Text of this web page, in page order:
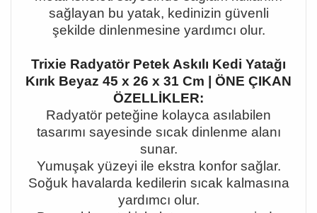
sağ layan bu yatak, kedinizin güvenli
şekilde dinlenmesine yardımcı olur.
Trixie Radyatör Petek Askılı Kedi Yatağı
Kırık Beyaz 45 x 26 x 31 Cm | ÖNE ÇIKAN
ÖZELLİKLER:
Radyatör peteğine kolayca ası labilen
tasarımı sayesinde sıcak dinlenme alanı
sunar.
Yumuşak yüzeyi ile ekstra konfor sağ lar.
Soğuk havalarda kedilerin sıcak kalmasına
yardımcı olur.